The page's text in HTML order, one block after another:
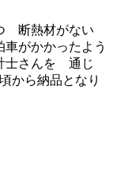
断熱材がない
がかかったよう
士さんを 通じ
から納品となり